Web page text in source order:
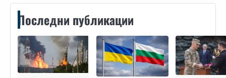
Последни публикации